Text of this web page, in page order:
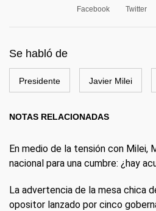
Facebook Twitter
Se habló de
Presidente Javier Milei
NOTAS RELACIONADAS
En medio de la tensión con Milei,
nacional para una cumbre: ¿hay
La advertencia de la mesa chica
opositor lanzado por cinco